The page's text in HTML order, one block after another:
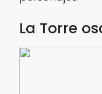
La Torre